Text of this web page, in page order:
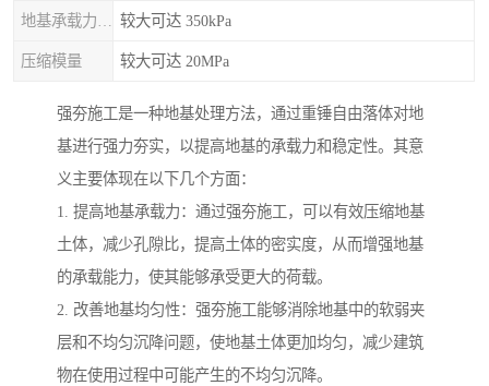
较大可达 350kPa
压缩模量 较大可达 20MPa
强夯施工是一种地基处理方法，通过重锤自由落体对地
基进行强力夯实，以提高地基的承载力和稳定性。其意
义主要体现在以下几个方面：
1. 提高地基承载力：通过强夯施工，可以有效压缩地基
土体，减少孔隙比，提高土体的密实度，从而增强地基
的承载能力，使其能够承受更大的荷载。
2. 改善地基均匀性：强夯施工能够消除地基中的软弱夹
层和不均匀沉降问题，使地基土体更加均匀，减少建筑
物在使用过程中可能产生的不均匀沉降。